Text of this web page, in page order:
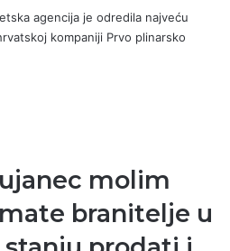
agencija je odredila najveću
kompaniji Prvo plinarsko
molim
branitelje u